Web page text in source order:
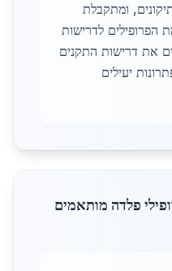
ומתקבלת
הפרופילים לדרישות
את דרישות התקנים
יעילים
פלדה מותאמים